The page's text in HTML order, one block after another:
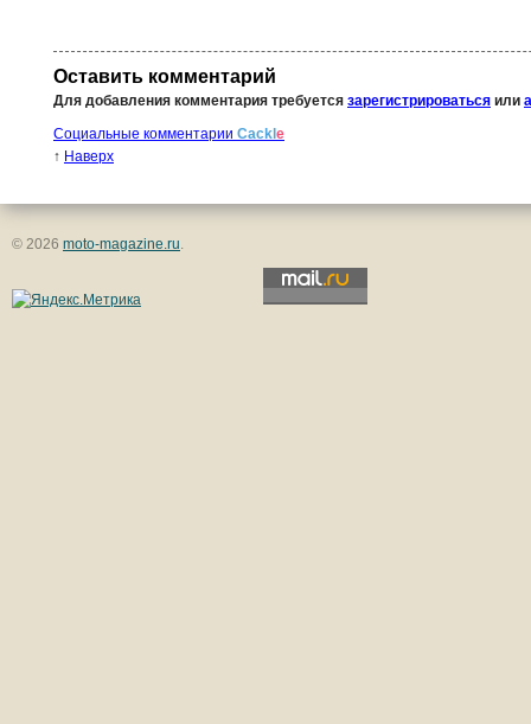
Оставить комментарий
Для добавления комментария требуется зарегистрироваться или
Социальные комментарии Cackl e
↑ Наверх
© 2026 moto-magazine.ru.